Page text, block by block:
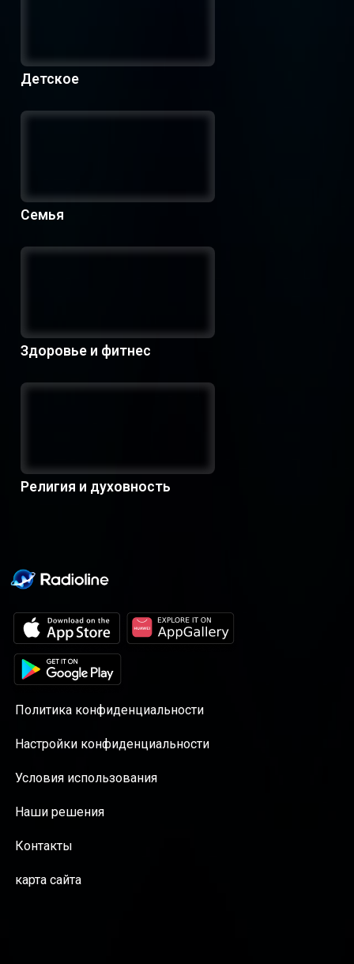
Детское
Семья
Здоровье и фитнес
Религия и духовность
Политика конфиденциальности
Настройки конфиденциальности
Условия использования
Наши решения
Контакты
карта сайта